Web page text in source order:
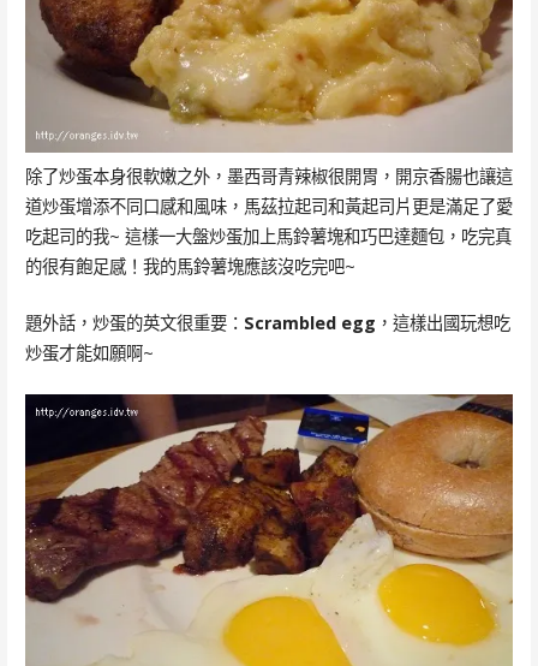
除了炒蛋本身很軟嫩之外，墨西哥青辣椒很開胃，開京香腸也讓這
道炒蛋增添不同口感和風味，馬茲拉起司和黃起司片更是滿足了愛
吃起司的我~ 這樣一大盤炒蛋加上馬鈴薯塊和巧巴達麵包，吃完真
的很有飽足感！我的馬鈴薯塊應該沒吃完吧~
題外話，炒蛋的英文很重要： Scrambled egg ，這樣出國玩想吃
炒蛋才能如願啊~